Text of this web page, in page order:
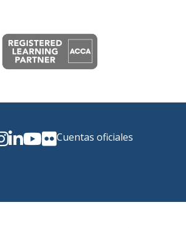
Cuentas oficiales